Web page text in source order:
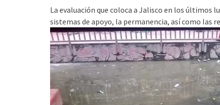
La evaluación que coloca a Jalisco en los últimos
sistemas de apoyo, la permanencia, así como las